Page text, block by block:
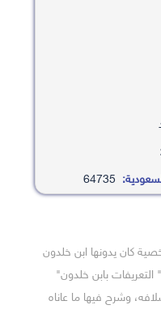
كان يدونها ابن خلدون
بابن خلدون"
وشرح فيها ما عاناه